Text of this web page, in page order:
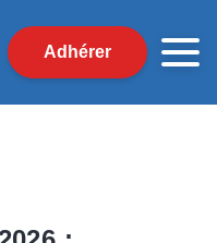
Adhérer